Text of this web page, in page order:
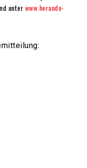
unterwww.herando-